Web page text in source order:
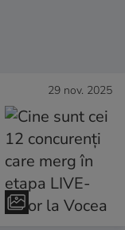
29 nov. 2025